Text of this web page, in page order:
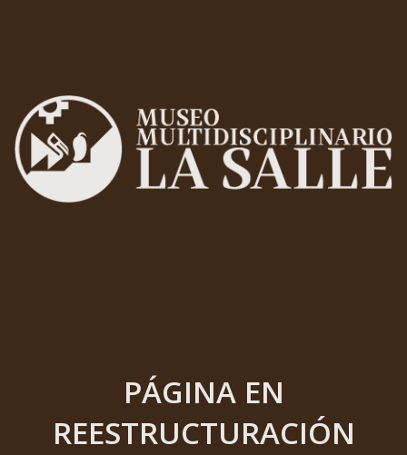
PÁGINA EN
REESTRUCTURACIÓN